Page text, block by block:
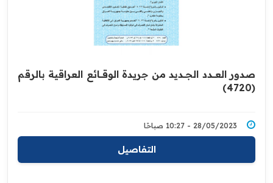
صدور العــــدد الجـــديد من جريدة ‏الوقــــائع العراقية بالرقم
(4720)‏
28/05/2023 - 10:27 صباحًا
التفاصيل